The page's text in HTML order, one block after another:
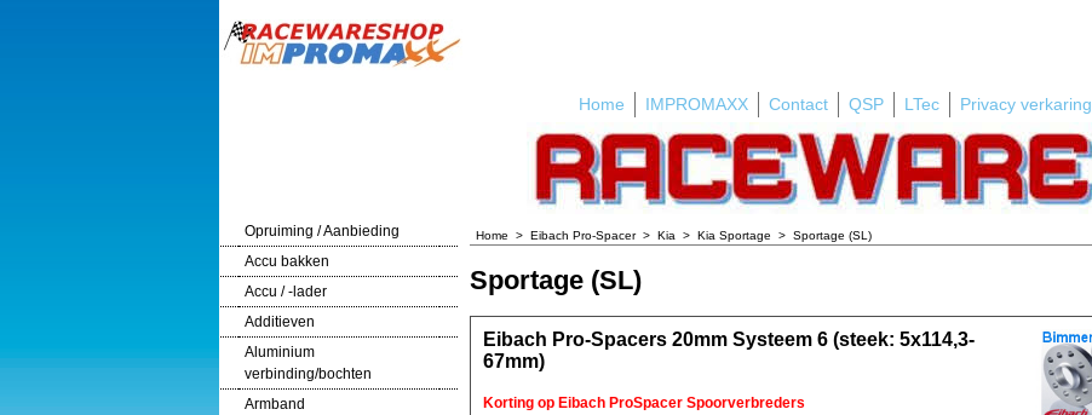
Home IMPROMAXX Contact QSP LTec Privacy verkaring
Opruiming / Aanbieding
Accu bakken
Accu / -lader
Additieven
Aluminium
verbinding/bochten
Armband
Home > Eibach Pro-Spacer> Kia > Kia Sportage > Sportage (SL)
Sportage (SL)
Eibach Pro-Spacers 20mm Systeem 6 (steek: 5x114,3-
67mm)
Korting op Eibach ProSpacer Spoorverbreders